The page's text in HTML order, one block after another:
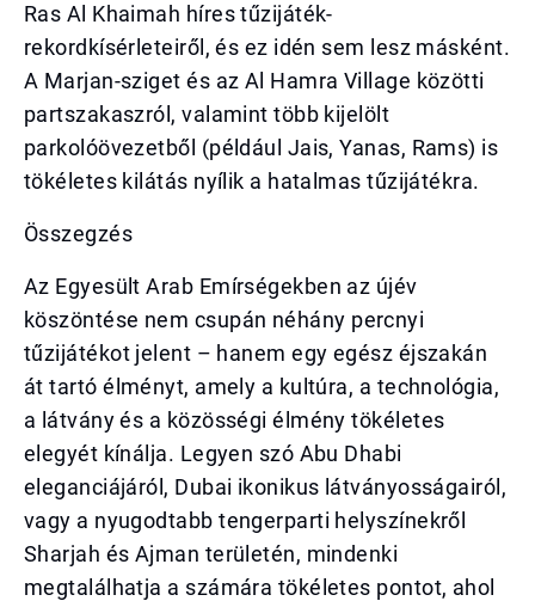
Ras Al Khaimah híres tűzijáték-
rekordkísérleteiről, és ez idén sem lesz másként.
A Marjan-sziget és az Al Hamra Village közötti
partszakaszról, valamint több kijelölt
parkolóövezetből (például Jais, Yanas, Rams) is
tökéletes kilátás nyílik a hatalmas tűzijátékra.
Összegzés
Az Egyesült Arab Emírségekben az újév
köszöntése nem csupán néhány percnyi
tűzijátékot jelent – hanem egy egész éjszakán
át tartó élményt, amely a kultúra, a technológia,
a látvány és a közösségi élmény tökéletes
elegyét kínálja. Legyen szó Abu Dhabi
eleganciájáról, Dubai ikonikus látványosságairól,
vagy a nyugodtabb tengerparti helyszínekről
Sharjah és Ajman területén, mindenki
megtalálhatja a számára tökéletes pontot, ahol